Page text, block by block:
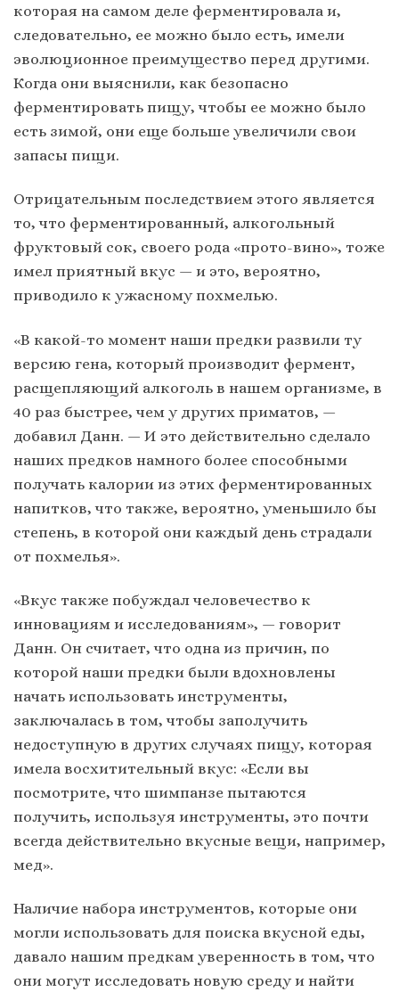
которая на самом деле ферментировала и,
следовательно, ее можно было есть, имели
эволюционное преимущество перед другими.
Когда они выяснили, как безопасно
ферментировать пищу, чтобы ее можно было
есть зимой, они еще больше увеличили свои
запасы пищи.
Отрицательным последствием этого является
то, что ферментированный, алкогольный
фруктовый сок, своего рода «прото-вино», тоже
имел приятный вкус — и это, вероятно,
приводило к ужасному похмелью.
«В какой-то момент наши предки развили ту
версию гена, который производит фермент,
расщепляющий алкоголь в нашем организме, в
40 раз быстрее, чем у других приматов, —
добавил Данн. — И это действительно сделало
наших предков намного более способными
получать калории из этих ферментированных
напитков, что также, вероятно, уменьшило бы
степень, в которой они каждый день страдали
от похмелья».
«Вкус также побуждал человечество к
инновациям и исследованиям», — говорит
Данн. Он считает, что одна из причин, по
которой наши предки были вдохновлены
начать использовать инструменты,
заключалась в том, чтобы заполучить
недоступную в других случаях пищу, которая
имела восхитительный вкус: «Если вы
посмотрите, что шимпанзе пытаются
получить, используя инструменты, это почти
всегда действительно вкусные вещи, например,
мед».
Наличие набора инструментов, которые они
могли использовать для поиска вкусной еды,
давало нашим предкам уверенность в том, что
они могут исследовать новую среду и найти